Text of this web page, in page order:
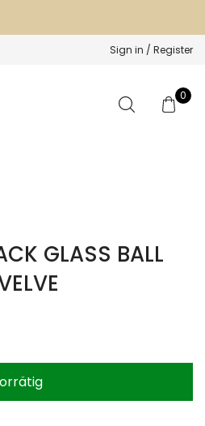
Sign in / Register
0
GLASS BALL